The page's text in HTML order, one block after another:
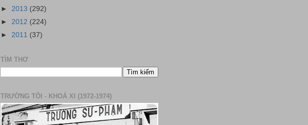
► 2013 (292)
► 2012 (224)
► 2011 (37)
TÌM THƠ
TRƯỜNG TÔI - KHOÁ XI (1972-1974)